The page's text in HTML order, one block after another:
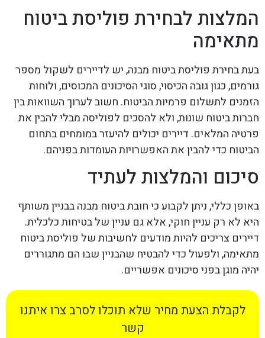
המלצות לבחירת פוליסת ביטוח
מתאימה
בעת בחירת פוליסת ביטוח מבנה, יש לדיירים לשקול מספר
גורמים, כגון גובה הכיסוי, סוגי הסיכונים המכוסים, ולוחות
הזמנים לתשלום פרמיות הביטוח. חשוב לערוך השוואות בין
חברות ביטוח שונות, ולא להסכים לפוליסה מבלי להבין את
פרטיה המלאים. דיירים יכולים להיעזר במומחים בתחום
הביטוח כדי להבין את האפשרויות העומדות בפניהם.
סיכום והמלצות לעתיד
באופן כללי, ניתן לקבוע כי חובת ביטוח מבנה בבניין משותף
היא לא רק עניין חוקי, אלא גם עניין של בטיחות כלכלית.
דיירים צריכים להיות מודעים לחשיבות של פוליסת ביטוח
מתאימה, ולפעול כדי להבטיח שהבניין שבו הם מתגוררים
יהיה מוגן בפני סיכונים אפשריים.
לקבלת הצעת מחיר שלא תוכלו לסרב צרו איתנו
קשר